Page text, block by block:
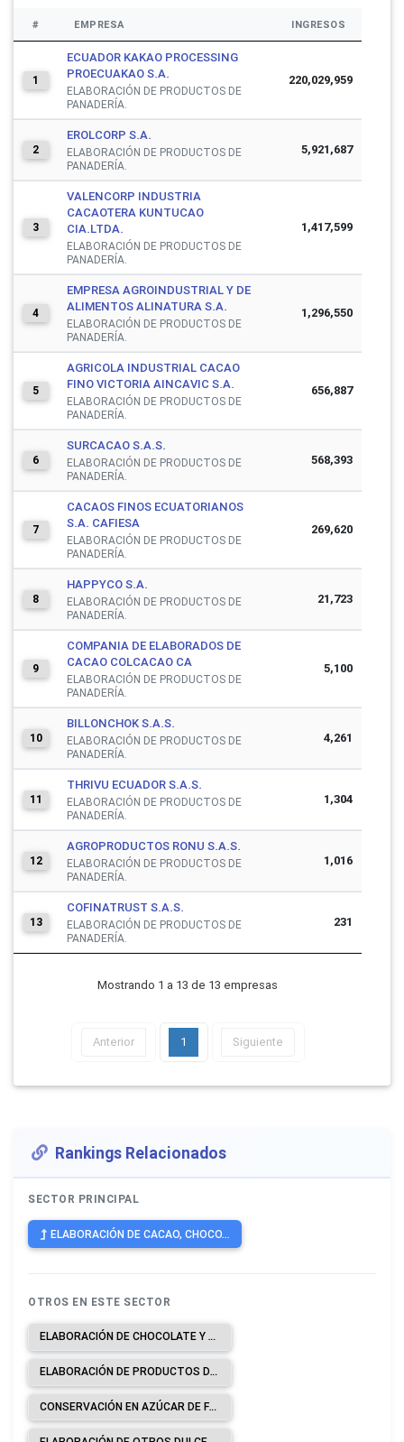
# EMPRESA INGRESOS
1
ECUADOR KAKAO PROCESSING
PROECUAKAO S.A.
ELABORACIÓN DE PRODUCTOS DE
PANADERÍA.
220,029,959
2
EROLCORP S.A.
ELABORACIÓN DE PRODUCTOS DE
PANADERÍA.
5,921,687
3
VALENCORP INDUSTRIA
CACAOTERA KUNTUCAO
CIA.LTDA.
ELABORACIÓN DE PRODUCTOS DE
PANADERÍA.
1,417,599
4
EMPRESA AGROINDUSTRIAL Y DE
ALIMENTOS ALINATURA S.A.
ELABORACIÓN DE PRODUCTOS DE
PANADERÍA.
1,296,550
5
AGRICOLA INDUSTRIAL CACAO
FINO VICTORIA AINCAVIC S.A.
ELABORACIÓN DE PRODUCTOS DE
PANADERÍA.
656,887
6
SURCACAO S.A.S.
ELABORACIÓN DE PRODUCTOS DE
PANADERÍA.
568,393
7
CACAOS FINOS ECUATORIANOS
S.A. CAFIESA
ELABORACIÓN DE PRODUCTOS DE
PANADERÍA.
269,620
8
HAPPYCO S.A.
ELABORACIÓN DE PRODUCTOS DE
PANADERÍA.
21,723
9
COMPANIA DE ELABORADOS DE
CACAO COLCACAO CA
ELABORACIÓN DE PRODUCTOS DE
PANADERÍA.
5,100
10
BILLONCHOK S.A.S.
ELABORACIÓN DE PRODUCTOS DE
PANADERÍA.
4,261
11
THRIVU ECUADOR S.A.S.
ELABORACIÓN DE PRODUCTOS DE
PANADERÍA.
1,304
12
AGROPRODUCTOS RONU S.A.S.
ELABORACIÓN DE PRODUCTOS DE
PANADERÍA.
1,016
13
COFINATRUST S.A.S.
ELABORACIÓN DE PRODUCTOS DE
PANADERÍA.
231
Mostrando 1 a 13 de 13 empresas
Anterior 1 Siguiente
Rankings Relacionados
SECTOR PRINCIPAL
ELABORACIÓN DE CACAO, CHOCO...
OTROS EN ESTE SECTOR
ELABORACIÓN DE CHOCOLATE Y PRODUCTOS DE CHOCOLATE.
ELABORACIÓN DE PRODUCTOS DE CONFITERÍA: CARAMELOS, TURRÓN, GRAGEAS Y PASTILLAS DE CONFITERÍA, GOMA DE MASCAR (CHICLES), CONFITES BLANDOS, CONFITERÍA A BASE DE CHOCOLATE Y CHOCOLATE BLANCO, ETCÉTERA.
CONSERVACIÓN EN AZÚCAR DE FRUTAS, NUECES Y OTROS FRUTOS SECOS, CÁSCARA DE FRUTAS Y OTRAS PARTES DE LAS PLANTAS.